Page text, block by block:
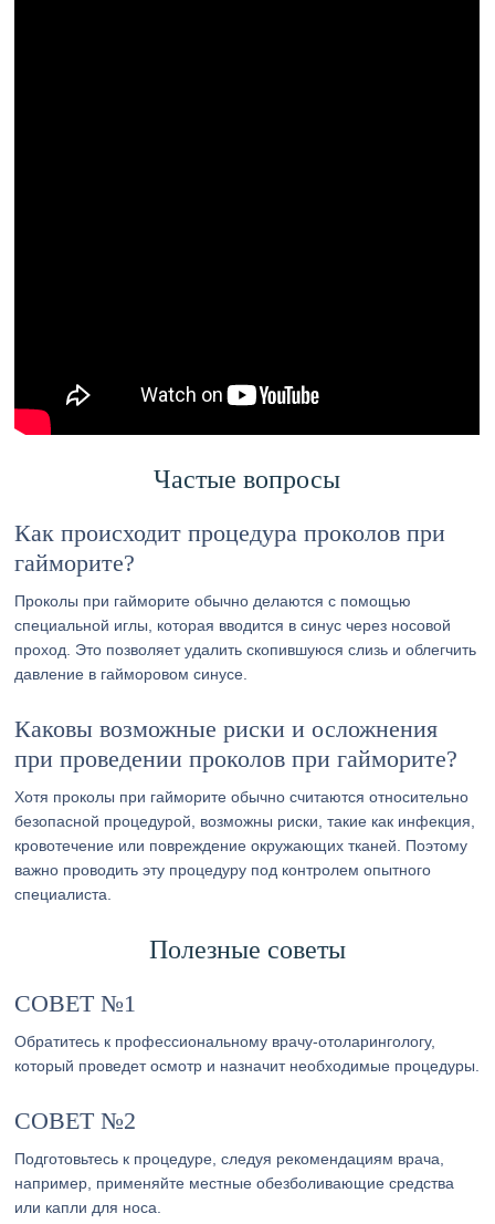
Частые вопросы
Как происходит процедура проколов при
гайморите?
Проколы при гайморите обычно делаются с помощью
специальной иглы, которая вводится в синус через носовой
проход. Это позволяет удалить скопившуюся слизь и облегчить
давление в гайморовом синусе.
Каковы возможные риски и осложнения
при проведении проколов при гайморите?
Хотя проколы при гайморите обычно считаются относительно
безопасной процедурой, возможны риски, такие как инфекция,
кровотечение или повреждение окружающих тканей. Поэтому
важно проводить эту процедуру под контролем опытного
специалиста.
Полезные советы
СОВЕТ №1
Обратитесь к профессиональному врачу-отоларингологу,
который проведет осмотр и назначит необходимые процедуры.
СОВЕТ №2
Подготовьтесь к процедуре, следуя рекомендациям врача,
например, применяйте местные обезболивающие средства
или капли для носа.